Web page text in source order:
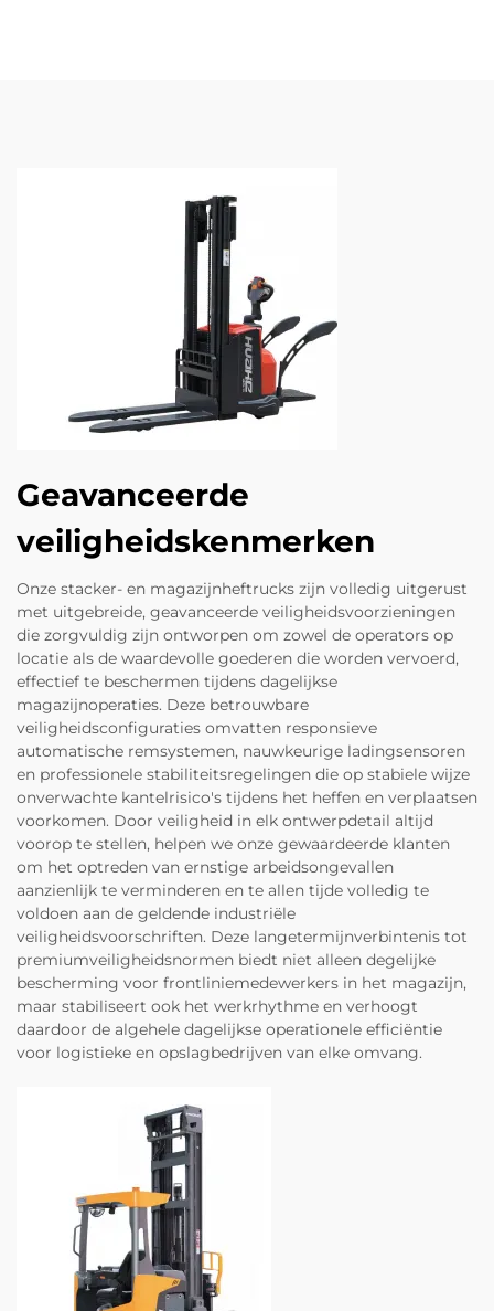
Geavanceerde
veiligheidskenmerken
Onze stacker- en magazijnheftrucks zijn volledig uitgerust
met uitgebreide, geavanceerde veiligheidsvoorzieningen
die zorgvuldig zijn ontworpen om zowel de operators op
locatie als de waardevolle goederen die worden vervoerd,
effectief te beschermen tijdens dagelijkse
magazijnoperaties. Deze betrouwbare
veiligheidsconfiguraties omvatten responsieve
automatische remsystemen, nauwkeurige ladingsensoren
en professionele stabiliteitsregelingen die op stabiele wijze
onverwachte kantelrisico's tijdens het heffen en verplaatsen
voorkomen. Door veiligheid in elk ontwerpdetail altijd
voorop te stellen, helpen we onze gewaardeerde klanten
om het optreden van ernstige arbeidsongevallen
aanzienlijk te verminderen en te allen tijde volledig te
voldoen aan de geldende industriële
veiligheidsvoorschriften. Deze langetermijnverbintenis tot
premiumveiligheidsnormen biedt niet alleen degelijke
bescherming voor frontliniemedewerkers in het magazijn,
maar stabiliseert ook het werkrhythme en verhoogt
daardoor de algehele dagelijkse operationele efficiëntie
voor logistieke en opslagbedrijven van elke omvang.